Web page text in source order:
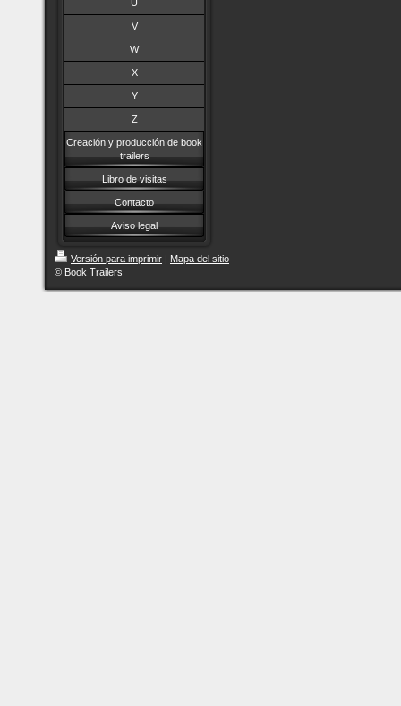
U
V
W
X
Y
Z
Creación y producción de book
trailers
Libro de visitas
Contacto
Aviso legal
Versión para imprimir | Mapa del sitio
© Book Trailers